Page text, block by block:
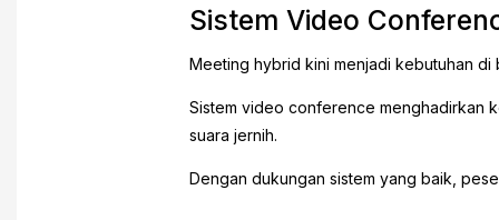
Sistem Video
Meeting hybrid kini menjadi kebutuhan di
Sistem video conference menghadirkan
suara jernih.
Dengan dukungan sistem yang baik,